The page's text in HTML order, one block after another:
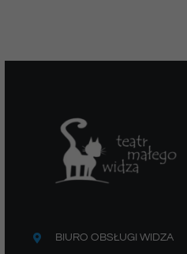
BIURO OBSŁUGI WIDZA